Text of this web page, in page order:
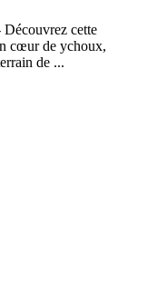
Découvrez cette
cœur de ychoux,
de ...